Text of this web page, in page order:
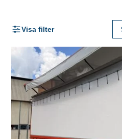
Visa filter